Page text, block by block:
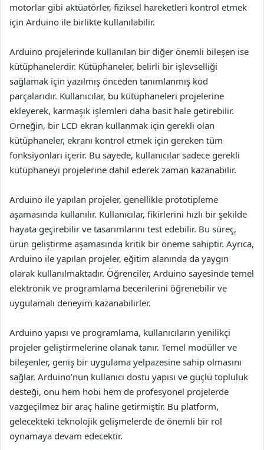
motorlar gibi aktüatörler, fiziksel hareketleri kontrol etmek
için Arduino ile birlikte kullanılabilir.
Arduino projelerinde kullanılan bir diğer önemli bileşen ise
kütüphanelerdir. Kütüphaneler, belirli bir işlevselliği
sağlamak için yazılmış önceden tanımlanmış kod
parçalarıdır. Kullanıcılar, bu kütüphaneleri projelerine
ekleyerek, karmaşık işlemleri daha basit hale getirebilir.
Örneğin, bir LCD ekran kullanmak için gerekli olan
kütüphaneler, ekranı kontrol etmek için gereken tüm
fonksiyonları içerir. Bu sayede, kullanıcılar sadece gerekli
kütüphaneyi projelerine dahil ederek zaman kazanabilir.
Arduino ile yapılan projeler, genellikle prototipleme
aşamasında kullanılır. Kullanıcılar, fikirlerini hızlı bir şekilde
hayata geçirebilir ve tasarımlarını test edebilir. Bu süreç,
ürün geliştirme aşamasında kritik bir öneme sahiptir. Ayrıca,
Arduino ile yapılan projeler, eğitim alanında da yaygın
olarak kullanılmaktadır. Öğrenciler, Arduino sayesinde temel
elektronik ve programlama becerilerini öğrenebilir ve
uygulamalı deneyim kazanabilirler.
Arduino yapısı ve programlama, kullanıcıların yenilikçi
projeler geliştirmelerine olanak tanır. Temel modüller ve
bileşenler, geniş bir uygulama yelpazesine sahip olmasını
sağlar. Arduino’nun kullanıcı dostu yapısı ve güçlü topluluk
desteği, onu hem hobi hem de profesyonel projelerde
vazgeçilmez bir araç haline getirmiştir. Bu platform,
gelecekteki teknolojik gelişmelerde de önemli bir rol
oynamaya devam edecektir.